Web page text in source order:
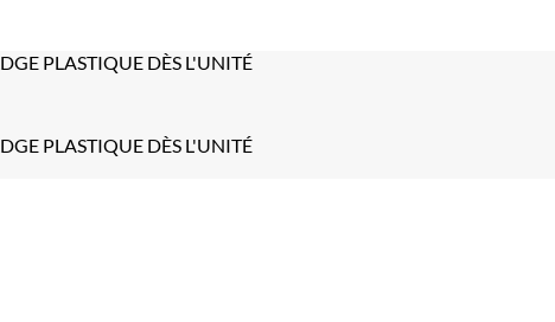
PLASTIQUE DÈS L'UNITÉ
PLASTIQUE DÈS L'UNITÉ